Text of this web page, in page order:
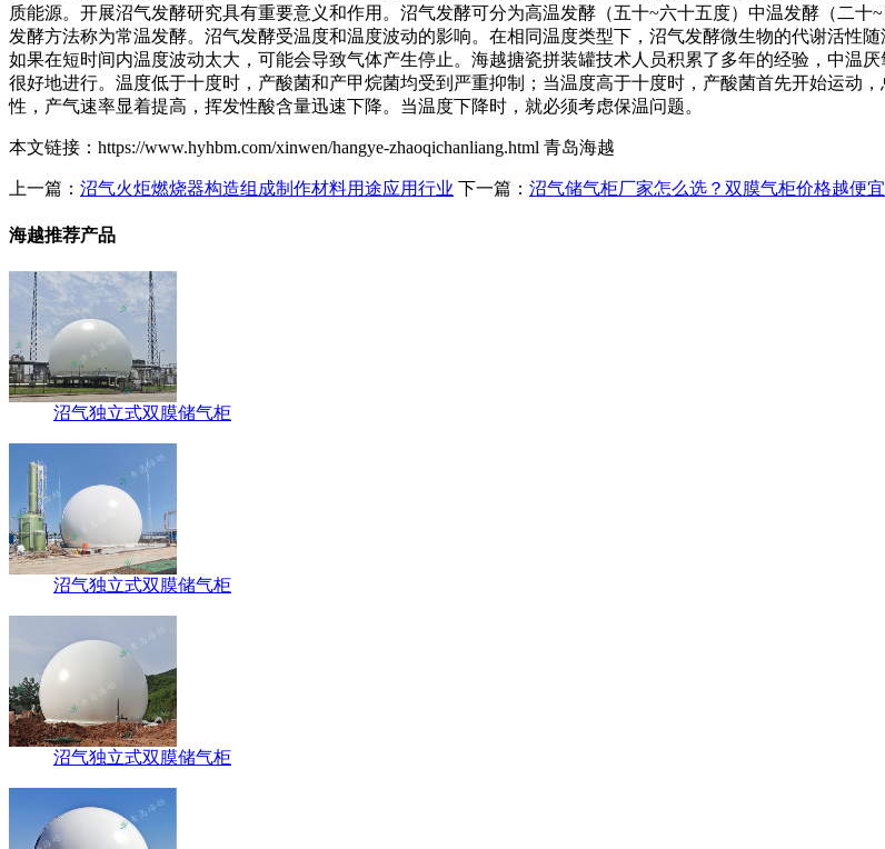
质能源。开展沼气发酵研究具有重要意义和作用。沼气发酵可分为高温发酵（五十~六十五度）中温发酵（二
发酵方法称为常温发酵。沼气发酵受温度和温度波动的影响。在相同温度类型下，沼气发酵微生物的代谢活性
如果在短时间内温度波动太大，可能会导致气体产生停止。海越搪瓷拼装罐技术人员积累了多年的经验，中温
很好地进行。温度低于十度时，产酸菌和产甲烷菌均受到严重抑制；当温度高于十度时，产酸菌首先开始运动
性，产气速率显着提高，挥发性酸含量迅速下降。当温度下降时，就必须考虑保温问题。
本文链接：https://www.hyhbm.com/xinwen/hangye-zhaoqichanliang.html 青岛海越
上一篇： 沼气火炬燃烧器构造组成制作材料用途应用行业 下一篇： 沼气储气柜厂家怎么选？双膜气柜价格越便
海越推荐产品
沼气独立式双膜储气柜
沼气独立式双膜储气柜
沼气独立式双膜储气柜